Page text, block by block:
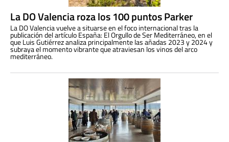
La DO Valencia roza los 100 puntos Parker
La DO Valencia vuelve a situarse en el foco internacional tras la
publicación del artículo España: El Orgullo de Ser Mediterráneo, en el
que Luis Gutiérrez analiza principalmente las añadas 2023 y 2024 y
subraya el momento vibrante que atraviesan los vinos del arco
mediterráneo.